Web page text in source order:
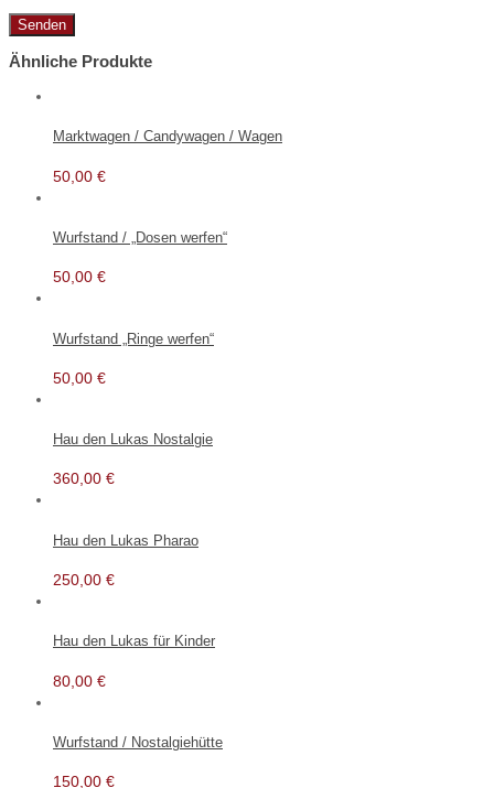
Ähnliche Produkte
Marktwagen / Candywagen / Wagen
50,00 €
Wurfstand / „Dosen werfen“
50,00 €
Wurfstand „Ringe werfen“
50,00 €
Hau den Lukas Nostalgie
360,00 €
Hau den Lukas Pharao
250,00 €
Hau den Lukas für Kinder
80,00 €
Wurfstand / Nostalgiehütte
150,00 €